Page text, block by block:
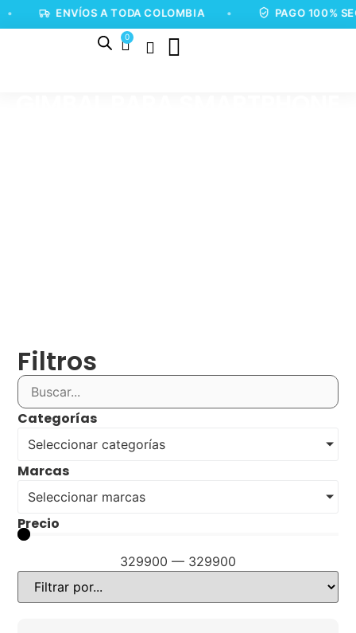
ENVÍOS A TODA COLOMBIA PAGO 100%
0
Filtros
Categorías
Seleccionar categorías
Marcas
Seleccionar marcas
Precio
329900 — 329900